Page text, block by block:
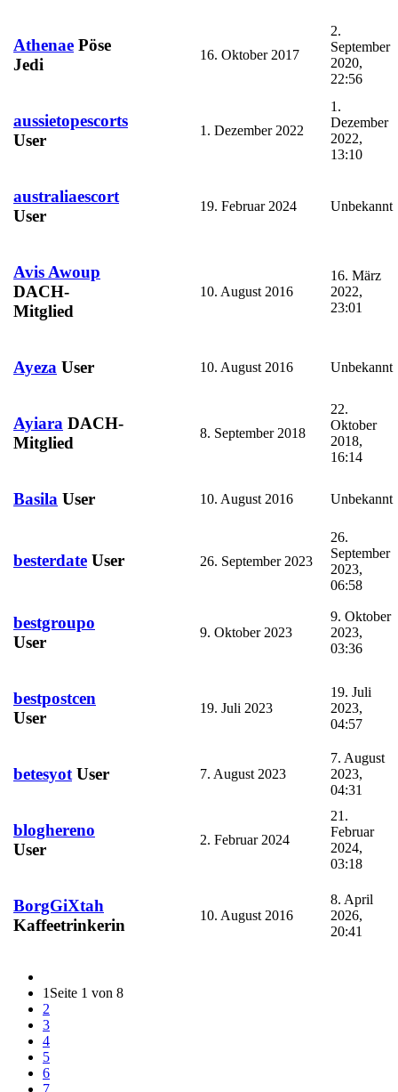
Athenae Pöse
Jedi
16. Oktober 2017
2.
September
2020,
22:56
aussietopescorts
User
1. Dezember 2022
1.
Dezember
2022,
13:10
australiaescort
User
19. Februar 2024 Unbekannt
Avis Awoup
DACH-
Mitglied
10. August 2016
16. März
2022,
23:01
Ayeza User 10. August 2016 Unbekannt
Ayiara DACH-
Mitglied
8. September 2018
22.
Oktober
2018,
16:14
Basila User 10. August 2016 Unbekannt
besterdate User 26. September 2023
26.
September
2023,
06:58
bestgroupo
User
9. Oktober 2023
9. Oktober
2023,
03:36
bestpostcen
User
19. Juli 2023
19. Juli
2023,
04:57
betesyot User 7. August 2023
7. August
2023,
04:31
bloghereno
User
2. Februar 2024
21.
Februar
2024,
03:18
BorgGiXtah
Kaffeetrinkerin
10. August 2016
8. April
2026,
20:41
1 Seite 1 von 8
2
3
4
5
6
7